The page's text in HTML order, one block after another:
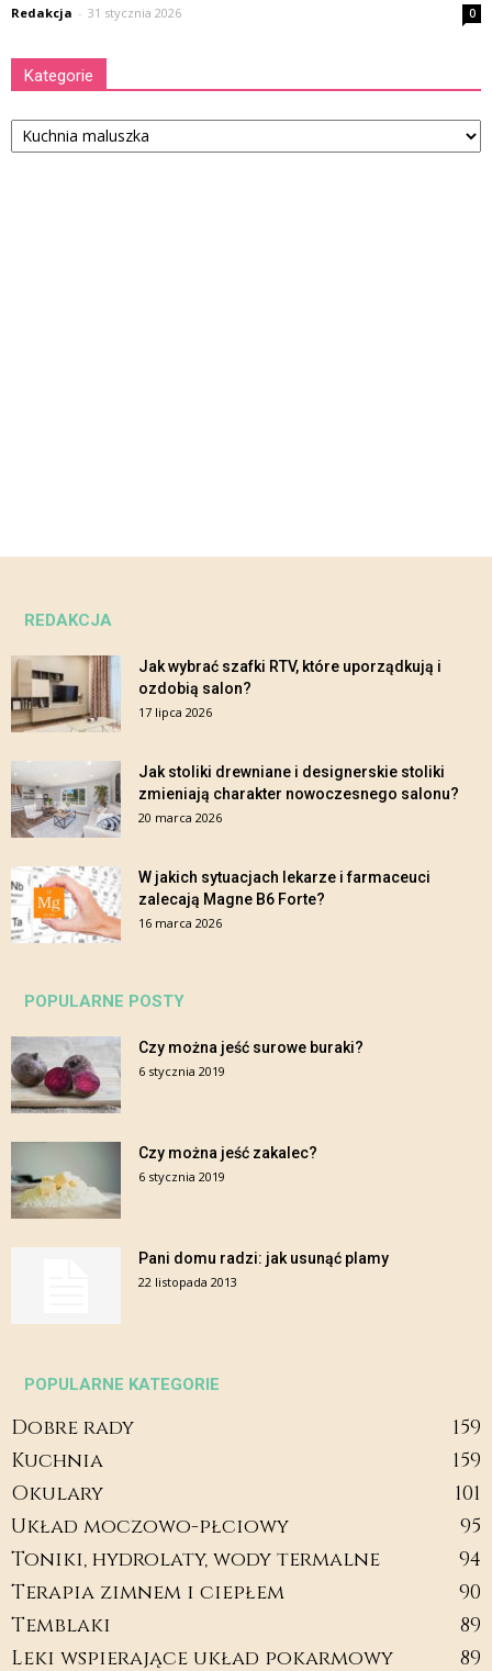
Redakcja - 31 stycznia 2026 0
Kategorie
Kategorie
REDAKCJA
Jak wybrać szafki RTV, które uporządkują i
ozdobią salon?
17 lipca 2026
Jak stoliki drewniane i designerskie stoliki
zmieniają charakter nowoczesnego salonu?
20 marca 2026
W jakich sytuacjach lekarze i farmaceuci
zalecają Magne B6 Forte?
16 marca 2026
POPULARNE POSTY
Czy można jeść surowe buraki?
6 stycznia 2019
Czy można jeść zakalec?
6 stycznia 2019
Pani domu radzi: jak usunąć plamy
22 listopada 2013
POPULARNE KATEGORIE
Dobre rady
159
Kuchnia
159
Okulary
101
Układ moczowo-płciowy
95
Toniki, hydrolaty, wody termalne
94
Terapia zimnem i ciepłem
90
Temblaki
89
Leki wspierające układ pokarmowy
89